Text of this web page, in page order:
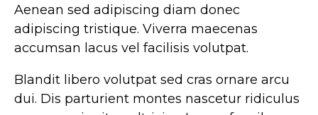
Aenean sed adipiscing diam donec
adipiscing tristique. Viverra maecenas
accumsan lacus vel facilisis volutpat.
Blandit libero volutpat sed cras ornare arcu
dui. Dis parturient montes nascetur ridiculus